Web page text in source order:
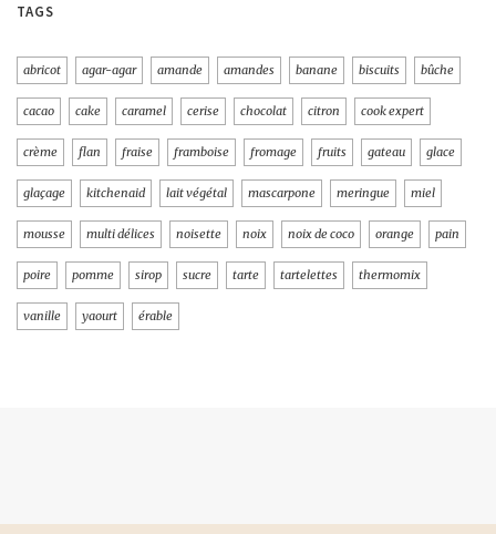
TAGS
abricot agar-agar amande amandes banane biscuits bûche
cacao cake caramel cerise chocolat citron cook expert
crème flan fraise framboise fromage fruits gateau glace
glaçage kitchenaid lait végétal mascarpone meringue miel
mousse multi délices noisette noix noix de coco orange pain
poire pomme sirop sucre tarte tartelettes thermomix
vanille yaourt érable